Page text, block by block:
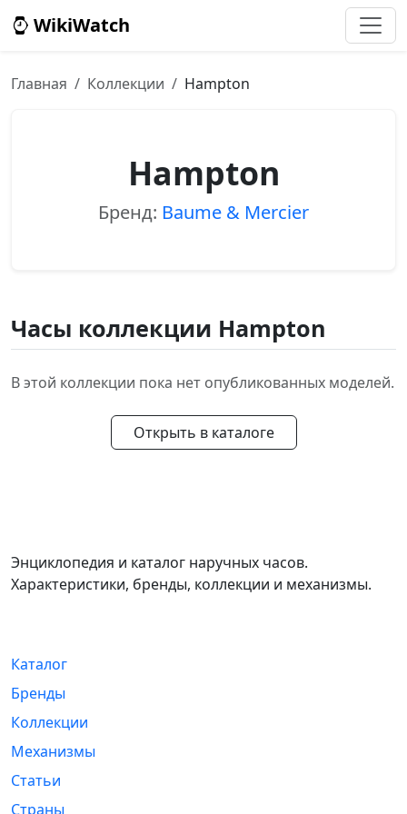
WikiWatch
Главная Коллекции Hampton
Hampton
Бренд: Baume & Mercier
Часы коллекции Hampton
В этой коллекции пока нет опубликованных моделей.
Открыть в каталоге
Энциклопедия и каталог наручных часов.
Характеристики, бренды, коллекции и механизмы.
Каталог
Бренды
Коллекции
Механизмы
Статьи
Страны